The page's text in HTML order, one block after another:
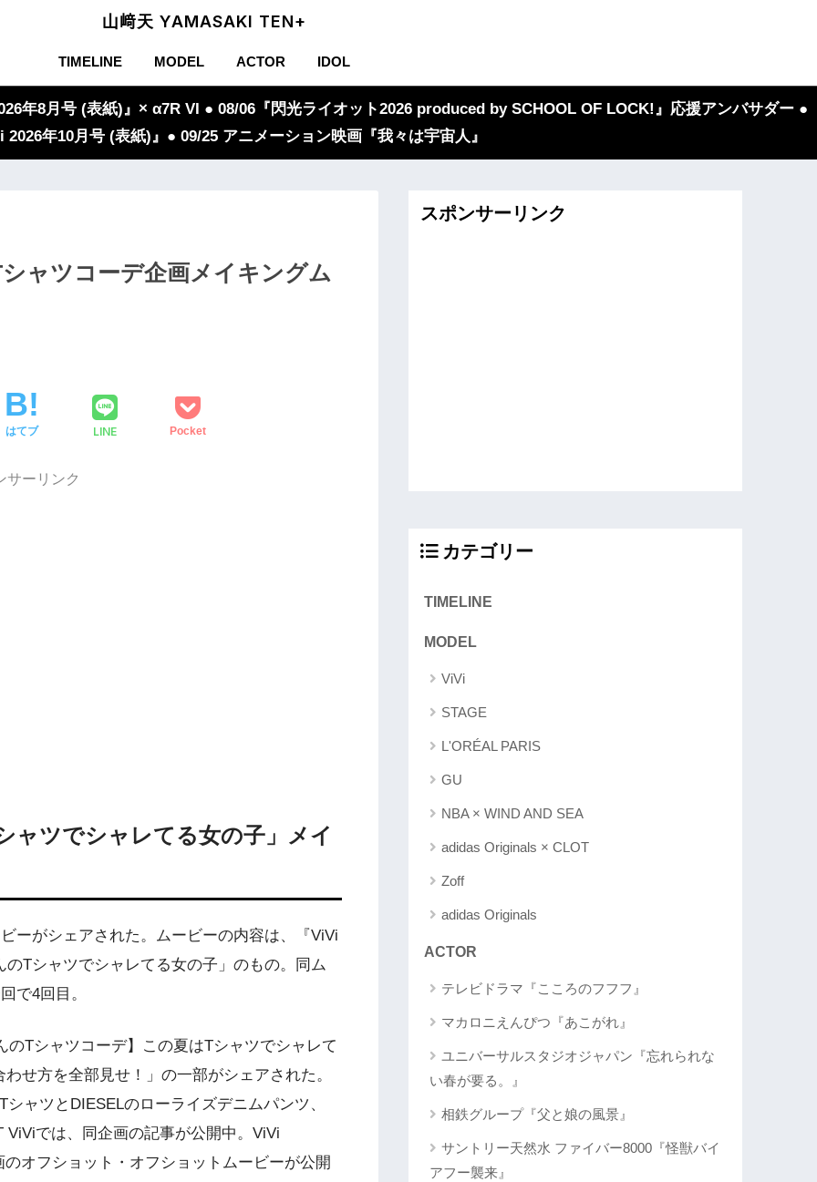
山﨑天 YAMASAKI TEN+
TIMELINE MODEL ACTOR IDOL
年8月号 (表紙)』× α7R VI ● 08/06『閃光ライオット2026 produced by SCHOOL OF LOCK!』応援アンバサダー ●
2026年10月号 (表紙)』● 09/25 アニメーション映画『我々は宇宙人』
ャツコーデ企画メイキングム
はてブ LINE Pocket
サーリンク
ャツでシャレてる女の子」メイ
ーがシェアされた。ムービーの内容は、『ViVi
Tシャツでシャレてる女の子」のもの。同ム
で4回目。
のTシャツコーデ】この夏はTシャツでシャレて
方を全部見せ！」の一部がシェアされた。
ャツとDIESELのローライズデニムパンツ、
では、同企画の記事が公開中。ViVi
オフショット・オフショットムービーが公開
スポンサーリンク
カテゴリー
TIMELINE
MODEL
ViVi
STAGE
L'ORÉAL PARIS
GU
NBA × WIND AND SEA
adidas Originals × CLOT
Zoff
adidas Originals
ACTOR
テレビドラマ『こころのフフフ』
マカロニえんぴつ『あこがれ』
ユニバーサルスタジオジャパン『忘れられな
い春が要る。』
相鉄グループ『父と娘の風景』
サントリー天然水 ファイバー8000『怪獣バイ
アフー襲来』